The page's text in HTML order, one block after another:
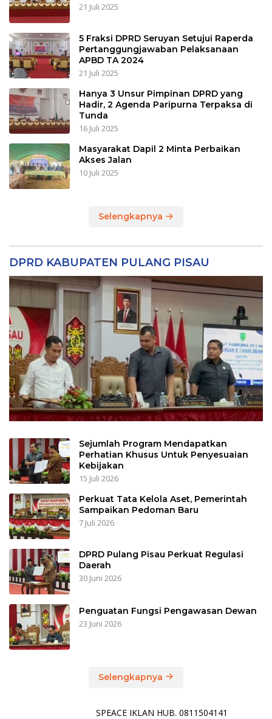
21 Juli 2025
5 Fraksi DPRD Seruyan Setujui Raperda
Pertanggungjawaban Pelaksanaan
APBD TA 2024
21 Juli 2025
Hanya 3 Unsur Pimpinan DPRD yang
Hadir, 2 Agenda Paripurna Terpaksa di
Tunda
16 Juli 2025
Masyarakat Dapil 2 Minta Perbaikan
Akses Jalan
10 Juli 2025
Selengkapnya
DPRD KABUPATEN PULANG PISAU
Sejumlah Program Mendapatkan
Perhatian Khusus Untuk Penyesuaian
Kebijakan
15 Juli 2026
Perkuat Tata Kelola Aset, Pemerintah
Sampaikan Pedoman Baru
7 Juli 2026
DPRD Pulang Pisau Perkuat Regulasi
Daerah
30 Juni 2026
Penguatan Fungsi Pengawasan Dewan
23 Juni 2026
Selengkapnya
SPEACE IKLAN HUB. 0811504141